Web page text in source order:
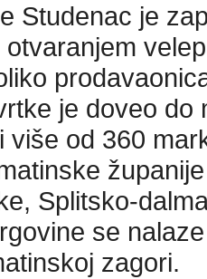
Studenac je
je doveo do
više od 360
Splitsko-
se
zagori.